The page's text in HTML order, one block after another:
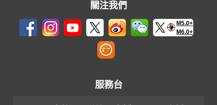
關注我們
M5.0+
M6.0+
服務台